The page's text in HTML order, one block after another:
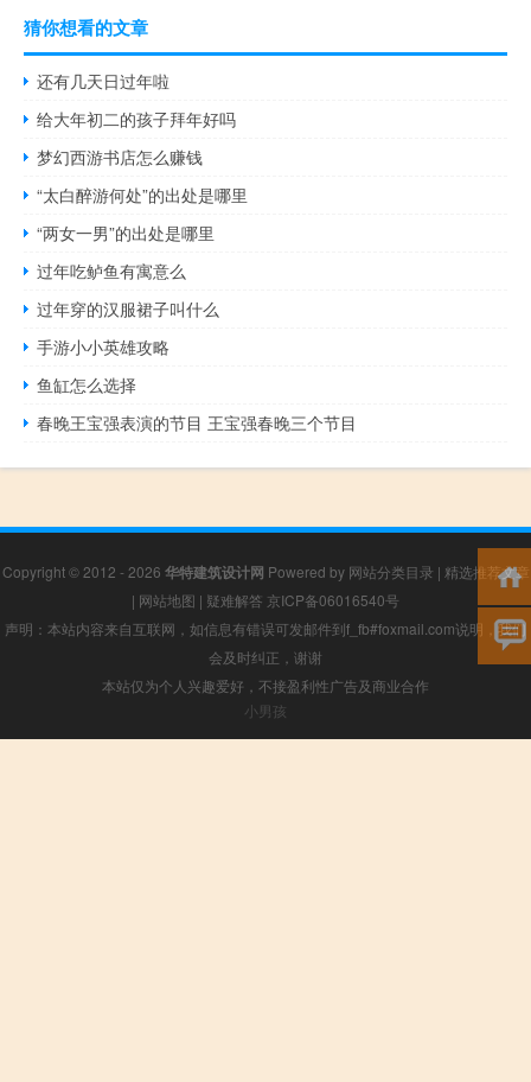
猜你想看的文章
还有几天日过年啦
给大年初二的孩子拜年好吗
梦幻西游书店怎么赚钱
“太白醉游何处”的出处是哪里
“两女一男”的出处是哪里
过年吃鲈鱼有寓意么
过年穿的汉服裙子叫什么
手游小小英雄攻略
鱼缸怎么选择
春晚王宝强表演的节目 王宝强春晚三个节目
Copyright © 2012 - 2026 华特建筑设计网 Powered by 网站分类目录 | 精选推荐文章
| 网站地图 | 疑难解答 京ICP备06016540号
声明：本站内容来自互联网，如信息有错误可发邮件到f_fb#foxmail.com说明，我们
会及时纠正，谢谢
本站仅为个人兴趣爱好，不接盈利性广告及商业合作
小男孩